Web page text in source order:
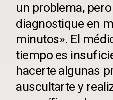
un problema,
diagnostique en
minutos». El
tiempo es
hacerte algunas
auscultarte y